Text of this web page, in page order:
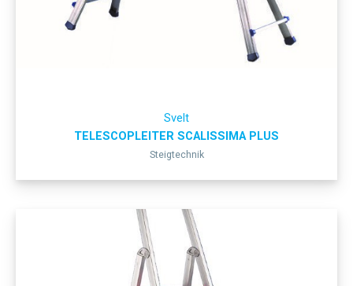
Svelt
TELESCOPLEITER SCALISSIMA PLUS
Steigtechnik